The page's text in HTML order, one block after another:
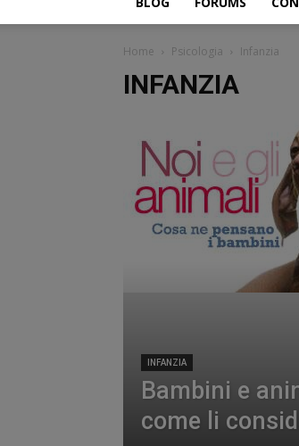
Home Psicologia Infanzia
INFANZIA
INFANZIA
Bambini e
come li